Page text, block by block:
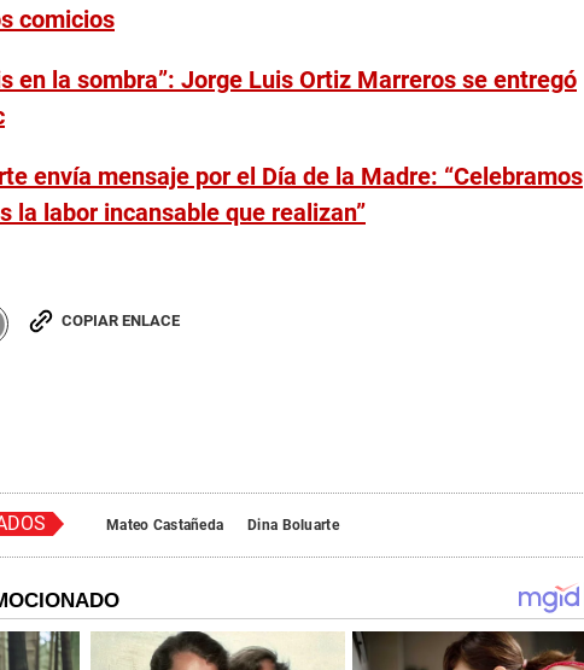
comicios
en la sombra”: Jorge Luis Ortiz Marreros se entregó
envía mensaje por el Día de la Madre: “Celebramos
la labor incansable que realizan”
COPIAR ENLACE
Mateo Castañeda Dina Boluarte